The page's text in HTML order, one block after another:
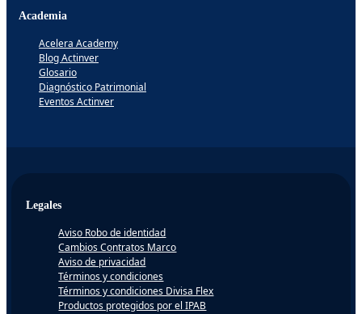
Academia
Acelera Academy
Blog Actinver
Glosario
Diagnóstico Patrimonial
Eventos Actinver
Legales
Aviso Robo de identidad
Cambios Contratos Marco
Aviso de privacidad
Términos y condiciones
Términos y condiciones Divisa Flex
Productos protegidos por el IPAB